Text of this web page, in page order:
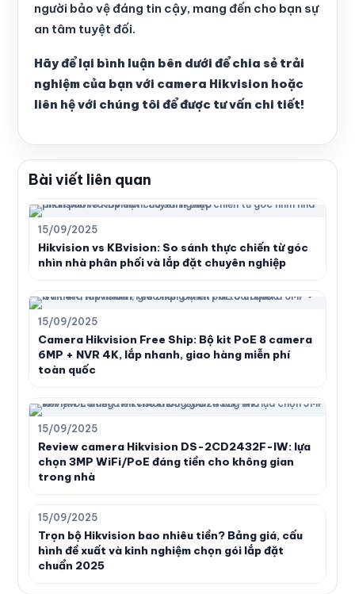
người bảo vệ đáng tin cậy, mang đến cho bạn sự
an tâm tuyệt đối.
Hãy để lại bình luận bên dưới để chia sẻ trải
nghiệm của bạn với camera Hikvision hoặc
liên hệ với chúng tôi để được tư vấn chi tiết!
Bài viết liên quan
15/09/2025
Hikvision vs KBvision: So sánh thực chiến từ góc
nhìn nhà phân phối và lắp đặt chuyên nghiệp
15/09/2025
Camera Hikvision Free Ship: Bộ kit PoE 8 camera
6MP + NVR 4K, lắp nhanh, giao hàng miễn phí
toàn quốc
15/09/2025
Review camera Hikvision DS-2CD2432F-IW: lựa
chọn 3MP WiFi/PoE đáng tiền cho không gian
trong nhà
15/09/2025
Trọn bộ Hikvision bao nhiêu tiền? Bảng giá, cấu
hình đề xuất và kinh nghiệm chọn gói lắp đặt
chuẩn 2025